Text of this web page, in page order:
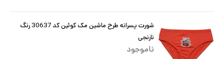
شورت پسرانه طرح ماشین مک کوئین کد 30637 رنگ
نارنجی
ناموجود